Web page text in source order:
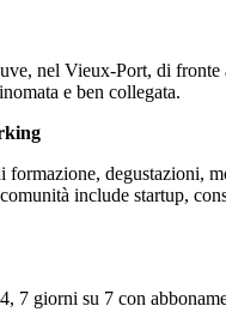
nel Vieux-Port, di fronte
e ben collegata.
formazione, degustazioni,
include startup,
7 giorni su 7 con